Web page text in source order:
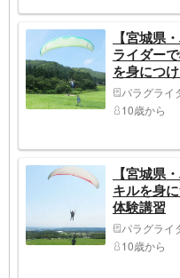
【宮城県
ライダー
を身につ
パラグライ
10歳から
【宮城県
キルを身
体験講習
パラグライ
10歳から